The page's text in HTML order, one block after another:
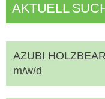
AKTUELL
AZUBI
m/w/d